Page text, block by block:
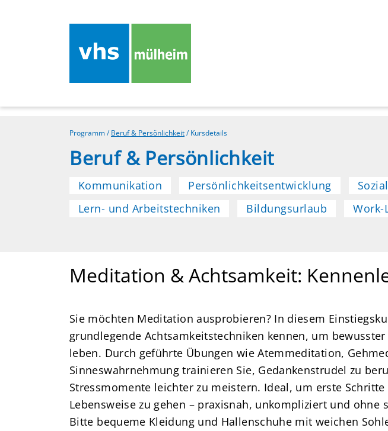
Programm/Beruf & Persönlichkeit/Kursdetails
Beruf & Persönlichkeit
Kommunikation Persönlichkeitsentwicklung
Lern- und Arbeitstechniken
Bildungsurlaub Work-
Meditation & Achtsamkeit:
Sie möchten Meditation ausprobieren? In diesem
grundlegende Achtsamkeitstechniken kennen, um
leben. Durch geführte Übungen wie Atemmeditation,
Sinneswahrnehmung trainieren Sie, Gedankenstrudel zu
Stressmomente leichter zu meistern. Ideal, um erste
Lebensweise zu gehen – praxisnah, unkompliziert und ohne
Bitte bequeme Kleidung und Hallenschuhe mit weichen